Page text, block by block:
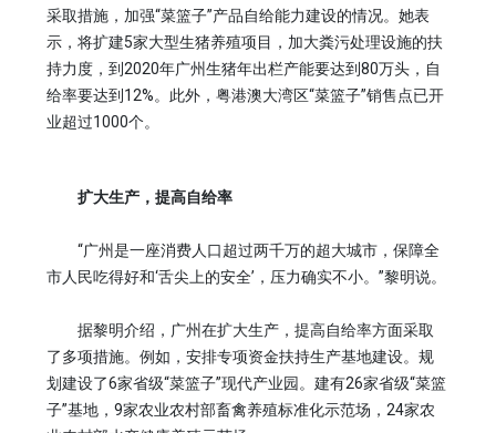
采取措施，加强“菜篮子”产品自给能力建设的情况。她表
示，将扩建5家大型生猪养殖项目，加大粪污处理设施的扶
持力度，到2020年广州生猪年出栏产能要达到80万头，自
给率要达到12%。此外，粤港澳大湾区“菜篮子”销售点已开
业超过1000个。
扩大生产，提高自给率
“广州是一座消费人口超过两千万的超大城市，保障全
市人民吃得好和‘舌尖上的安全’，压力确实不小。”黎明说。
据黎明介绍，广州在扩大生产，提高自给率方面采取
了多项措施。例如，安排专项资金扶持生产基地建设。规
划建设了6家省级“菜篮子”现代产业园。建有26家省级“菜篮
子”基地，9家农业农村部畜禽养殖标准化示范场，24家农